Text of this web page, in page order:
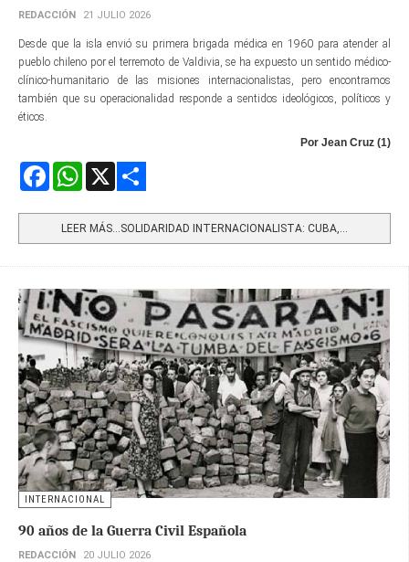
REDACCIÓN 21 JULIO 2026
Desde que la isla envió su primera brigada médica en 1960 para atender al
pueblo chileno por el terremoto de Valdivia, se ha expuesto un sentido médico-
clínico-humanitario de las misiones internacionalistas, pero encontramos
también que su operacionalidad responde a sentidos ideológicos, políticos y
éticos.
Por Jean Cruz (1)
FacebookWhatsApp
LEER MÁS…SOLIDARIDAD INTERNACIONALISTA: CUBA,...
INTERNACIONAL
90 años de la Guerra Civil Española
REDACCIÓN 20 JULIO 2026